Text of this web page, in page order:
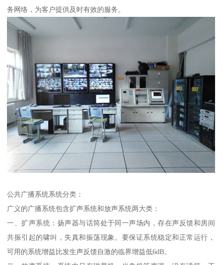
务网络，为客户提供及时有效的服务。
公共广播系统系统分类：
广义的广播系统包含扩声系统和放声系统两大类：
一、扩声系统：扬声器与话筒处于同一声场内，存在声反馈和房间
共振引起的啸叫，失真和振荡现象。要保证系统稳定和正常运行，
可用的系统增益比发生声反馈自激的临界增益低6dB。